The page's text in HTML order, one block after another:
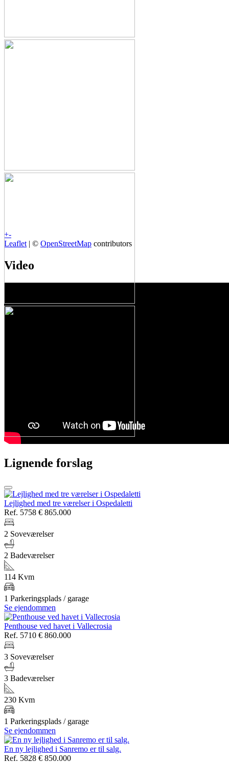
+-
Leaflet | © OpenStreetMap contributors
Video
Lignende forslag
Lejlighed med tre værelser i Ospedaletti
Ref. 5758 € 865.000
2 Soveværelser
2 Badeværelser
114 Kvm
1 Parkeringsplads / garage
Se ejendommen
Penthouse ved havet i Vallecrosia
Ref. 5710 € 860.000
3 Soveværelser
3 Badeværelser
230 Kvm
1 Parkeringsplads / garage
Se ejendommen
En ny lejlighed i Sanremo er til salg.
Ref. 5828 € 850.000